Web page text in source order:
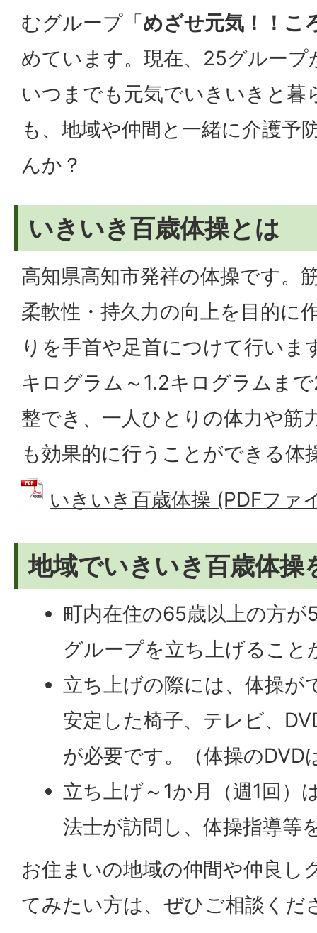
むグループ「めざせ元気！！こ
めています。現在、25グループ
いつまでも元気でいきいきと暮
も、地域や仲間と一緒に介護予
んか？
いきいき百歳体操とは
高知県高知市発祥の体操です。
柔軟性・持久力の向上を目的に
りを手首や足首につけて行い
キログラム～1.2キログラムま
整でき、一人ひとりの体力や筋
も効果的に行うことができる体
いきいき百歳体操 (PDFファ
地域でいきいき百歳体操
町内在住の65歳以上の方
グループを立ち上げること
立ち上げの際には、体操が
安定した椅子、テレビ、
が必要です。（体操のDVD
立ち上げ～1か月（週1回）
法士が訪問し、体操指導等
お住まいの地域の仲間や仲良し
てみたい方は、ぜひご相談くだ